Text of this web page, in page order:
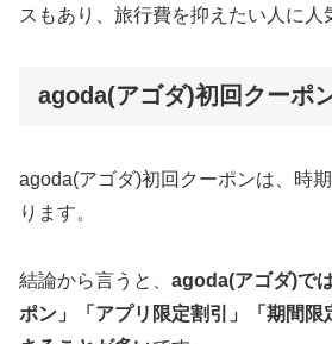
スもあり、旅行費を抑えたい人に人
agoda(アゴダ)初回クーポ
agoda(アゴダ)初回クーポンは、時
ります。
結論から言うと、 agoda(アゴダ)で
ポン」「アプリ限定割引」「期間限